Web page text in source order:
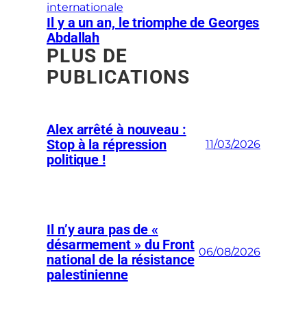
internationale
Il y a un an, le triomphe de Georges
Abdallah
PLUS DE
PUBLICATIONS
Alex arrêté à nouveau :
Stop à la répression
politique !
11/03/2026
Il n’y aura pas de «
désarmement » du Front
national de la résistance
palestinienne
06/08/2026